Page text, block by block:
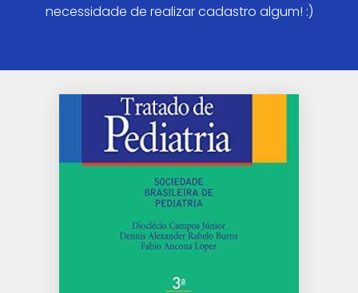
necessidade de realizar cadastro algum! :)